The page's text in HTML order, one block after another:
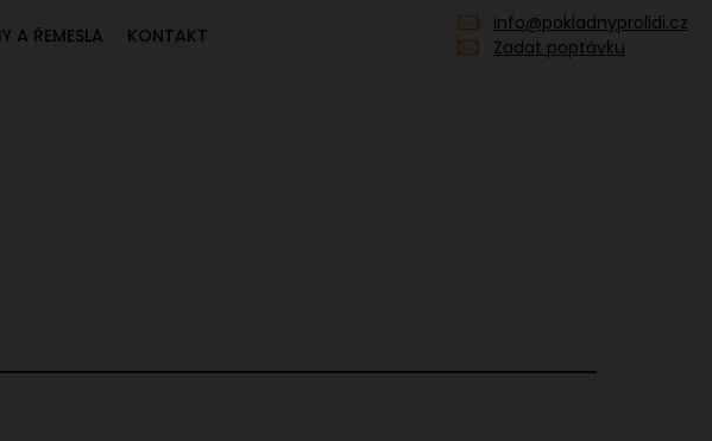
A ŘEMESLA KONTAKT
info@pokladnyprolidi.cz
Zadat poptávku